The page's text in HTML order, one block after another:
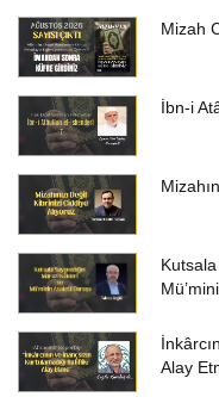
Mizah
İbn-i
Kutsala
Alay